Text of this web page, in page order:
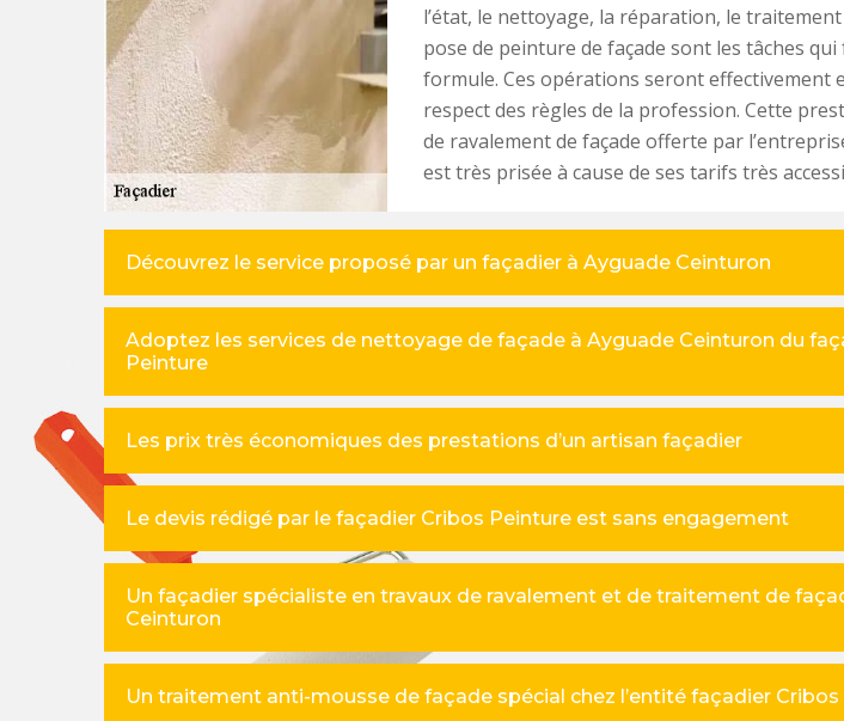
l’état, le nettoyage, la réparation, le
pose de peinture de façade sont les tâches
formule. Ces opérations seront effectivement
respect des règles de la profession. Cette
de ravalement de façade offerte par
est très prisée à cause de ses tarifs très
Découvrez le service proposé par un façadier à Ayguade Ceinturon
Adoptez les services de nettoyage de façade à Ayguade Ceinturon du
Peinture
Les prix très économiques des prestations d’un artisan façadier
Le devis rédigé par le façadier Cribos Peinture est sans engagement
Un façadier spécialiste en travaux de ravalement et de traitement de
Ceinturon
Un traitement anti-mousse de façade spécial chez l’entité façadier